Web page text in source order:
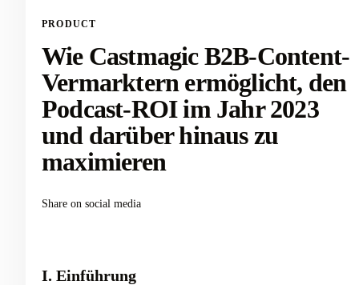
PRODUCT
Wie Castmagic B2B-Content-
Vermarktern ermöglicht, den
Podcast-ROI im Jahr 2023
und darüber hinaus zu
maximieren
Share on social media
I. Einführung